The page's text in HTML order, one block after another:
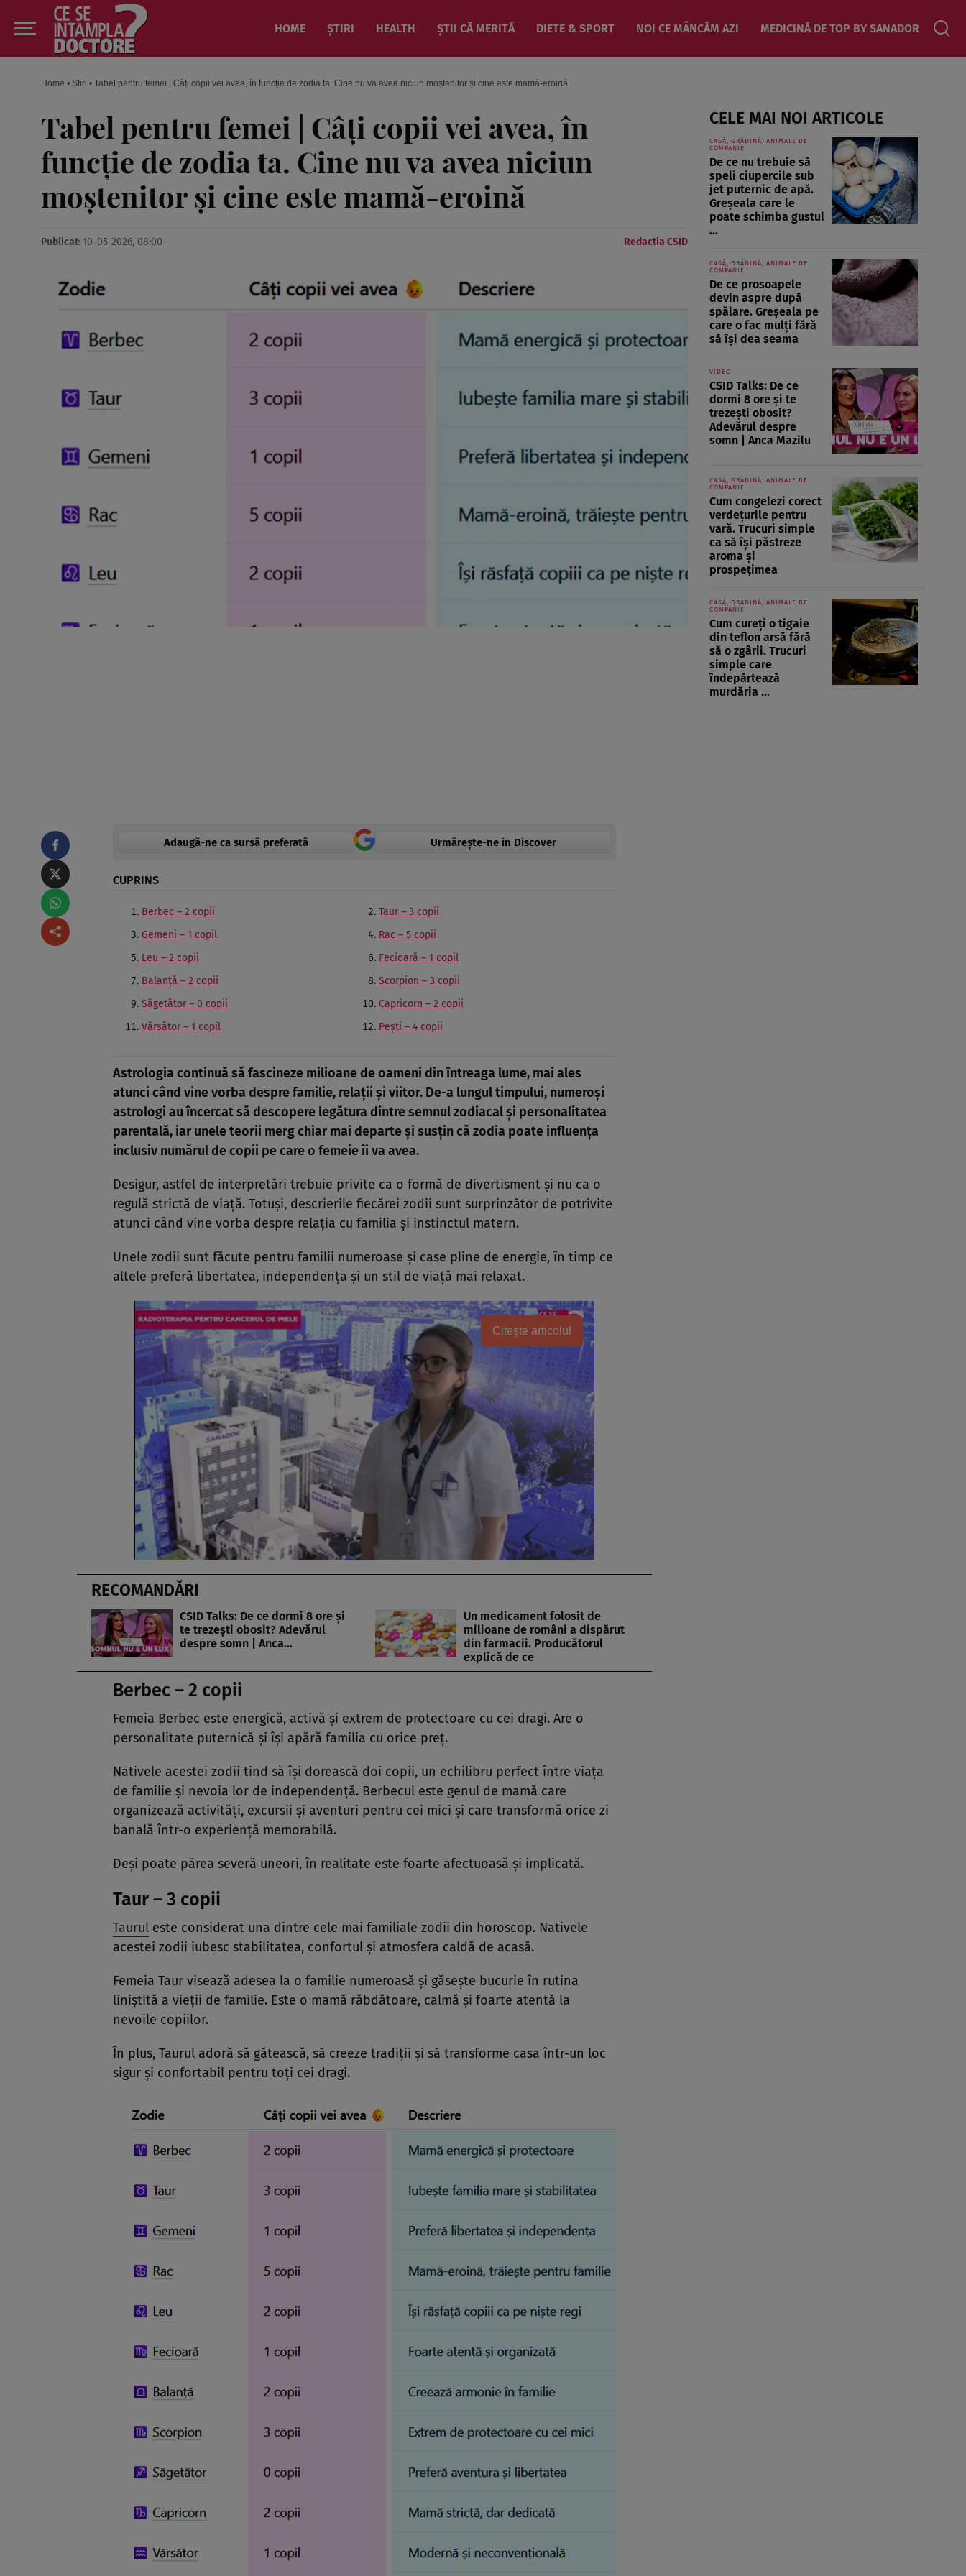
HOME ȘTIRI HEALTH ȘTII CĂ MERITĂ DIETE & SPORT NOI CE MÂNCĂM AZI MEDICINĂ DE TOP BY SANADOR
Home • Știri • Tabel pentru femei | Câți copii vei avea, în funcție de zodia ta. Cine nu va avea niciun moștenitor și cine este mamă-eroină
Tabel pentru femei | Câți copii vei avea, în
funcție de zodia ta. Cine nu va avea niciun
moștenitor și cine este mamă-eroină
Publicat: 10-05-2026, 08:00 Redactia CSID
Adaugă-ne ca sursă preferată Urmărește-ne in Discover
CUPRINS
Berbec – 2 copii
Taur – 3 copii
Gemeni – 1 copil
Rac – 5 copii
Leu – 2 copii
Fecioară – 1 copil
Balanță – 2 copii
Scorpion – 3 copii
Săgetător – 0 copii
Capricorn – 2 copii
Vărsător – 1 copil
Pești – 4 copii
Astrologia continuă să fascineze milioane de oameni din întreaga lume, mai ales
atunci când vine vorba despre familie, relații și viitor. De-a lungul timpului, numeroși
astrologi au încercat să descopere legătura dintre semnul zodiacal și personalitatea
parentală, iar unele teorii merg chiar mai departe și susțin că zodia poate influența
inclusiv numărul de copii pe care o femeie îi va avea.
Desigur, astfel de interpretări trebuie privite ca o formă de divertisment și nu ca o
regulă strictă de viață. Totuși, descrierile fiecărei zodii sunt surprinzător de potrivite
atunci când vine vorba despre relația cu familia și instinctul matern.
Unele zodii sunt făcute pentru familii numeroase și case pline de energie, în timp ce
altele preferă libertatea, independența și un stil de viață mai relaxat.
Citește articolul
RECOMANDĂRI
CSID Talks: De ce dormi 8 ore și
te trezești obosit? Adevărul
despre somn | Anca…
Un medicament folosit de
milioane de români a dispărut
din farmacii. Producătorul
explică de ce
Berbec – 2 copii
Femeia Berbec este energică, activă și extrem de protectoare cu cei dragi. Are o
personalitate puternică și își apără familia cu orice preț.
Nativele acestei zodii tind să își dorească doi copii, un echilibru perfect între viața
de familie și nevoia lor de independență. Berbecul este genul de mamă care
organizează activități, excursii și aventuri pentru cei mici și care transformă orice zi
banală într-o experiență memorabilă.
Deși poate părea severă uneori, în realitate este foarte afectuoasă și implicată.
Taur – 3 copii
Taurul este considerat una dintre cele mai familiale zodii din horoscop. Nativele
acestei zodii iubesc stabilitatea, confortul și atmosfera caldă de acasă.
Femeia Taur visează adesea la o familie numeroasă și găsește bucurie în rutina
liniștită a vieții de familie. Este o mamă răbdătoare, calmă și foarte atentă la
nevoile copiilor.
În plus, Taurul adoră să gătească, să creeze tradiții și să transforme casa într-un loc
sigur și confortabil pentru toți cei dragi.
CELE MAI NOI ARTICOLE
CASĂ, GRĂDINĂ, ANIMALE DE
COMPANIE
De ce nu trebuie să
speli ciupercile sub
jet puternic de apă.
Greșeala care le
poate schimba gustul
...
CASĂ, GRĂDINĂ, ANIMALE DE
COMPANIE
De ce prosoapele
devin aspre după
spălare. Greșeala pe
care o fac mulți fără
să își dea seama
VIDEO
CSID Talks: De ce
dormi 8 ore și te
trezești obosit?
Adevărul despre
somn | Anca Mazilu
CASĂ, GRĂDINĂ, ANIMALE DE
COMPANIE
Cum congelezi corect
verdețurile pentru
vară. Trucuri simple
ca să își păstreze
aroma și
prospețimea
CASĂ, GRĂDINĂ, ANIMALE DE
COMPANIE
Cum cureți o tigaie
din teflon arsă fără
să o zgârii. Trucuri
simple care
îndepărtează
murdăria ...